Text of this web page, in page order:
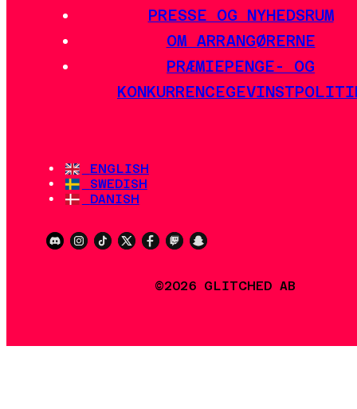
PRESSE OG NYHEDSRUM
OM ARRANGØRERNE
PRÆMIEPENGE- OG
ENGLISH
SWEDISH
DANISH
©2026 GLITCHED AB